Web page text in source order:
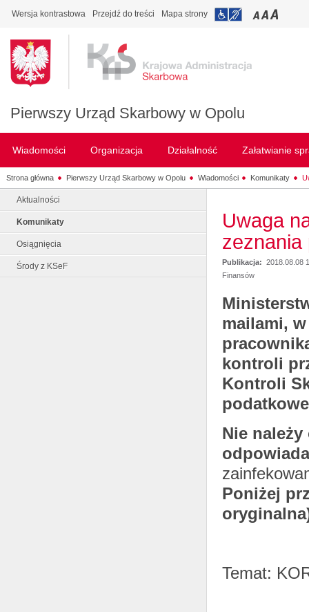
Wersja kontrastowa Przejdź do treści Mapa strony
Pierwszy Urząd Skarbowy w Opolu
Wiadomości Organizacja Działalność Załatwianie
Strona główna Pierwszy Urząd Skarbowy w Opolu Wiadomości Komunikaty
Aktualności
Komunikaty
Osiągnięcia
Środy z KSeF
Uwaga
zeznania
Publikacja: 2018.08.08
Finansów
mailami,
kontroli
Kontroli
Nie
Poniżej
Temat: